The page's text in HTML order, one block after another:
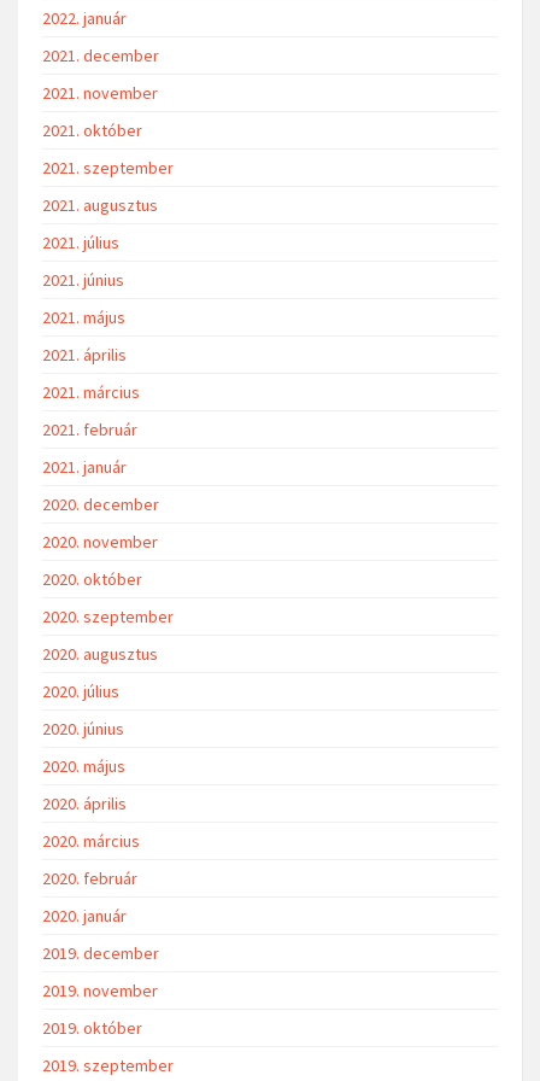
2022. január
2021. december
2021. november
2021. október
2021. szeptember
2021. augusztus
2021. július
2021. június
2021. május
2021. április
2021. március
2021. február
2021. január
2020. december
2020. november
2020. október
2020. szeptember
2020. augusztus
2020. július
2020. június
2020. május
2020. április
2020. március
2020. február
2020. január
2019. december
2019. november
2019. október
2019. szeptember